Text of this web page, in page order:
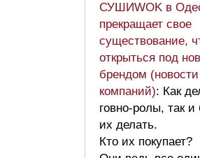
СУШИWOK в
прекращает свое
существование,
открыться под
брендом (новости
компаний): Как
говно-ролы, так и
их делать.
Кто их покупает?